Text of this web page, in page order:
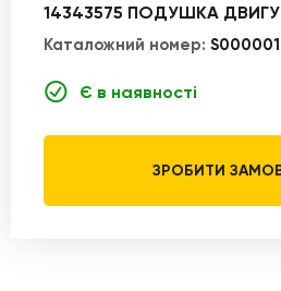
14343575 ПОДУШКА
Каталожний номер:
Є в наявності
ЗРОБИТИ